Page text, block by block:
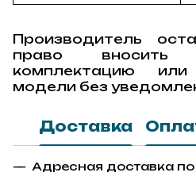
Производитель
право вносить
комплектацию или
модели без
Доставка
Адресная доставка по